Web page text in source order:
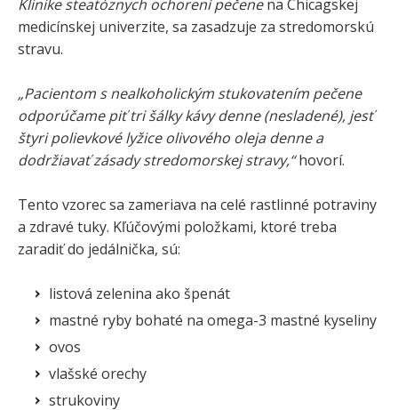
Klinike steatóznych ochorení pečenena Chicagskej
medicínskej univerzite, sa zasadzuje za stredomorskú
stravu.
„Pacientom s nealkoholickým stukovatením pečene
odporúčame piť tri šálky kávy denne (nesladené), jesť
štyri polievkové lyžice olivového oleja denne a
dodržiavať zásady stredomorskej stravy,“hovorí.
Tento vzorec sa zameriava na celé rastlinné potraviny
a zdravé tuky. Kľúčovými položkami, ktoré treba
zaradiť do jedálnička, sú:
listová zelenina ako špenát
mastné ryby bohaté na omega-3 mastné kyseliny
ovos
vlašské orechy
strukoviny